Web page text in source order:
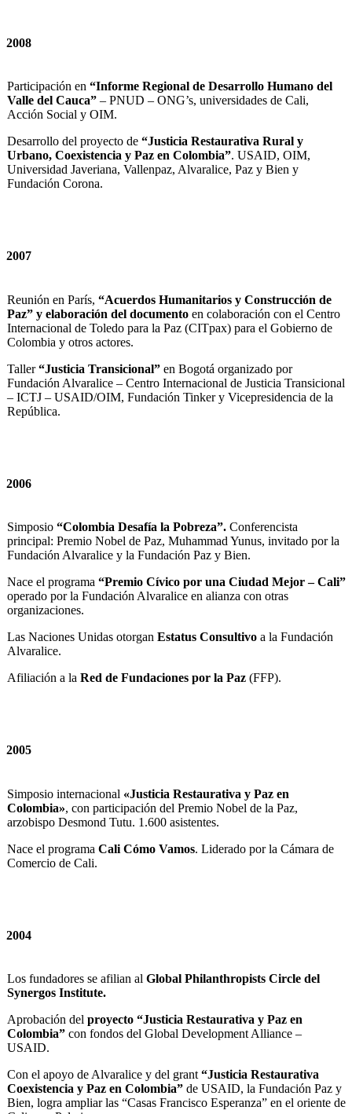
2008
Participación en “Informe Regional de Desarrollo Humano del
Valle del Cauca”– PNUD – ONG’s, universidades de Cali,
Acción Social y OIM.
Desarrollo del proyecto de “Justicia Restaurativa Rural y
Urbano, Coexistencia y Paz en Colombia”. USAID, OIM,
Universidad Javeriana, Vallenpaz, Alvaralice, Paz y Bien y
Fundación Corona.
2007
Reunión en París, “Acuerdos Humanitarios y Construcción de
Paz” y elaboración del documentoen colaboración con el Centro
Internacional de Toledo para la Paz (CITpax) para el Gobierno de
Colombia y otros actores.
Taller“Justicia Transicional”en Bogotá organizado por
Fundación Alvaralice – Centro Internacional de Justicia Transicional
– ICTJ – USAID/OIM, Fundación Tinker y Vicepresidencia de la
República.
2006
Simposio “Colombia Desafía la Pobreza”.Conferencista
principal: Premio Nobel de Paz, Muhammad Yunus, invitado por la
Fundación Alvaralice y la Fundación Paz y Bien.
Nace el programa “Premio Cívico por una Ciudad Mejor – Cali”
operado por la Fundación Alvaralice en alianza con otras
organizaciones.
Las Naciones Unidas otorgan Estatus Consultivoa la Fundación
Alvaralice.
Afiliación a la Red de Fundaciones por la Paz(FFP).
2005
Simposio internacional «Justicia Restaurativa y Paz en
Colombia», con participación del Premio Nobel de la Paz,
arzobispo Desmond Tutu. 1.600 asistentes.
Nace el programa Cali Cómo Vamos. Liderado por la Cámara de
Comercio de Cali.
2004
Los fundadores se afilian al Global Philanthropists Circle del
Synergos Institute.
Aprobación del proyecto “Justicia Restaurativa y Paz en
Colombia”con fondos del Global Development Alliance –
USAID.
Con el apoyo de Alvaralice y del grant “Justicia Restaurativa
Coexistencia y Paz en Colombia”de USAID, la Fundación Paz y
Bien, logra ampliar las “Casas Francisco Esperanza” en el oriente de